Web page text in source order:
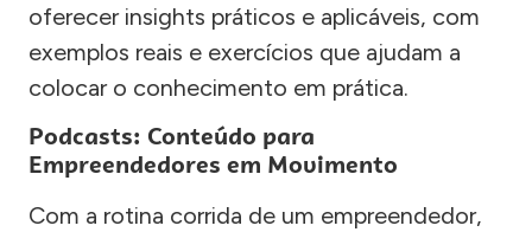
oferecer insights práticos e aplicáveis, com
exemplos reais e exercícios que ajudam a
colocar o conhecimento em prática.
Podcasts: Conteúdo para
Empreendedores em Movimento
Com a rotina corrida de um empreendedor,